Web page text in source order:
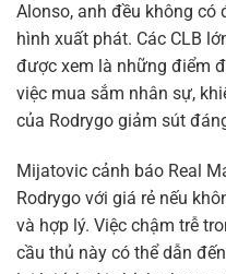
Alonso, anh đều không
hình xuất phát. Các CLB
được xem là những điểm
việc mua sắm nhân sự,
của Rodrygo giảm sút
Mijatovic cảnh báo Real
Rodrygo với giá rẻ nếu
và hợp lý. Việc chậm trễ
cầu thủ này có thể dẫn